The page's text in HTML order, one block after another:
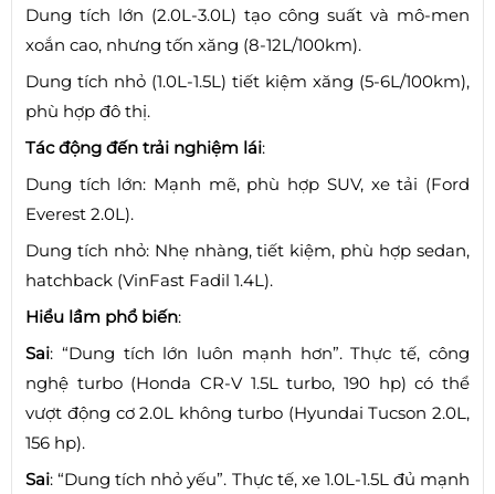
Dung tích lớn (2.0L-3.0L) tạo công suất và mô-men
xoắn cao, nhưng tốn xăng (8-12L/100km).
Dung tích nhỏ (1.0L-1.5L) tiết kiệm xăng (5-6L/100km),
phù hợp đô thị.
Tác động đến trải nghiệm lái:
Dung tích lớn: Mạnh mẽ, phù hợp SUV, xe tải (Ford
Everest 2.0L).
Dung tích nhỏ: Nhẹ nhàng, tiết kiệm, phù hợp sedan,
hatchback (VinFast Fadil 1.4L).
Hiểu lầm phổ biến:
Sai: “Dung tích lớn luôn mạnh hơn”. Thực tế, công
nghệ turbo (Honda CR-V 1.5L turbo, 190 hp) có thể
vượt động cơ 2.0L không turbo (Hyundai Tucson 2.0L,
156 hp).
Sai: “Dung tích nhỏ yếu”. Thực tế, xe 1.0L-1.5L đủ mạnh